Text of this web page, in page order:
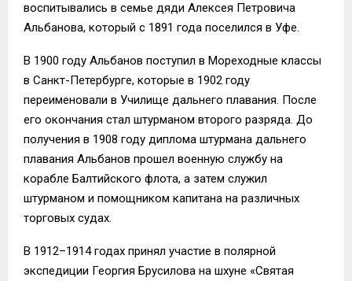
воспитывались в семье дяди Алексея Петровича
Альбанова, который с 1891 года поселился в Уфе.
В 1900 году Альбанов поступил в Мореходные классы
в Санкт-Петербурге, которые в 1902 году
переименовали в Училище дальнего плавания. После
его окончания стал штурманом второго разряда. До
получения в 1908 году диплома штурмана дальнего
плавания Альбанов прошел военную службу на
корабле Балтийского флота, а затем служил
штурманом и помощником капитана на различных
торговых судах.
В 1912–1914 годах принял участие в полярной
экспедиции Георгия Брусилова на шхуне «Святая